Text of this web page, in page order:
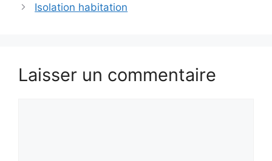
Isolation habitation
Laisser un commentaire